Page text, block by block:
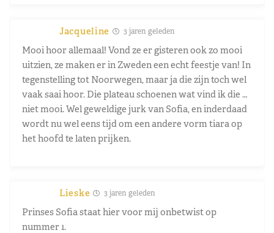
Jacqueline 3 jaren geleden
Mooi hoor allemaal! Vond ze er gisteren ook zo mooi
uitzien, ze maken er in Zweden een echt feestje van! In
tegenstelling tot Noorwegen, maar ja die zijn toch wel
vaak saai hoor. Die plateau schoenen wat vind ik die …
niet mooi. Wel geweldige jurk van Sofia, en inderdaad
wordt nu wel eens tijd om een andere vorm tiara op
het hoofd te laten prijken.
Lieske 3 jaren geleden
Prinses Sofia staat hier voor mij onbetwist op
nummer 1.